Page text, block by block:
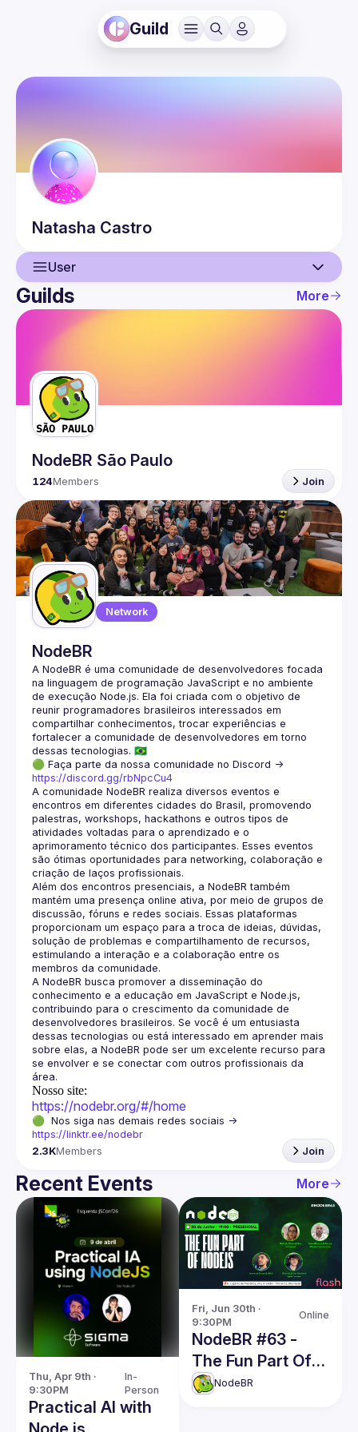
Guild
Natasha Castro
User
User
Events
Guilds
Guilds More
NodeBR São Paulo
124Members Join
Network
NodeBR
A NodeBR é uma comunidade de desenvolvedores focada
na linguagem de programação JavaScript e no ambiente
de execução Node.js. Ela foi criada com o objetivo de
reunir programadores brasileiros interessados em
compartilhar conhecimentos, trocar experiências e
fortalecer a comunidade de desenvolvedores em torno
🟢 Faça parte da nossa comunidade no Discord ->
https://discord.gg/rbNpcCu4
A comunidade NodeBR realiza diversos eventos e
encontros em diferentes cidades do Brasil, promovendo
palestras, workshops, hackathons e outros tipos de
atividades voltadas para o aprendizado e o
aprimoramento técnico dos participantes. Esses eventos
são ótimas oportunidades para networking, colaboração e
Além dos encontros presenciais, a NodeBR também
mantém uma presença online ativa, por meio de grupos de
discussão, fóruns e redes sociais. Essas plataformas
proporcionam um espaço para a troca de ideias, dúvidas,
solução de problemas e compartilhamento de recursos,
estimulando a interação e a colaboração entre os
A NodeBR busca promover a disseminação do
conhecimento e a educação em JavaScript e Node.js,
contribuindo para o crescimento da comunidade de
desenvolvedores brasileiros. Se você é um entusiasta
dessas tecnologias ou está interessado em aprender mais
sobre elas, a NodeBR pode ser um excelente recurso para
se envolver e se conectar com outros profissionais da
Nosso site:
https://nodebr.org/#/home
https://linktr.ee/nodebr
2.3KMembers Join
Recent Events More
Thu, Apr 9th ·
9:30PM
In-
Person
Practical AI with
Fri, Jun 30th ·
9:30PM
Online
NodeBR #63 -
The Fun Part Of
NodeJS
NodeBR